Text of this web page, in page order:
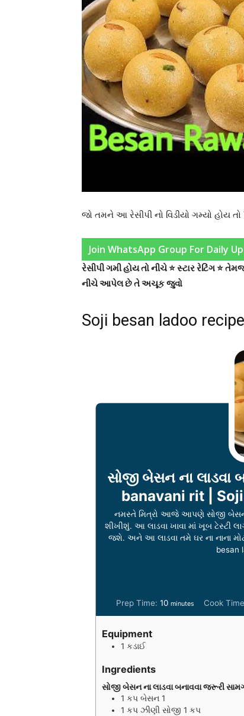
જો તમને આ રેસીપી નો વિડીયો ગમ્યો હોય
Join WhatsApp Group For Daily
રેસીપી ગમી હોય તો નીચે ⭐ સ્ટાર રેટિંગ
નીચે આપેલ છે તે અચૂક જુવો
Soji besan ladoo
સોજી બેસન ના લાડવા
banavani rit |
નમસ્તે મિત્રો આજે આપણે સોજી બેસન
શીખીશું. આ લાડવા ખાવા માં ખૂબ
જશે. અને આ લાડવા તમે ઘર ના નાના
besan
Prep Time: 10m
i
minutes Cook
Equipment
1 કડાઈ
Ingredients
સોજી બેસન ના લાડવા બનાવવા જરૂરી
1 કપ બેસન 1
1 કપ ઝીણી સોજી 1 કપ